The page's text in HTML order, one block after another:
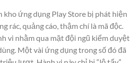
kho ứng dụng Play Store bị phát hiện
rác, quảng cáo, thậm chí là mã độc.
vi nhằm qua mặt đội ngũ kiểm duyệt
Một vài ứng dụng trong số đó đã